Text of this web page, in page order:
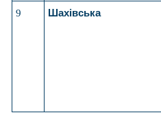
9 Шахівська